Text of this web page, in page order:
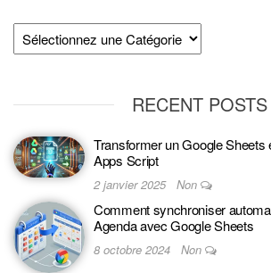
RECENT POSTS
Transformer un Google
Apps Script
2 janvier 2025 Non
Comment synchroniser
Agenda avec Google Sheets
8 octobre 2024 Non